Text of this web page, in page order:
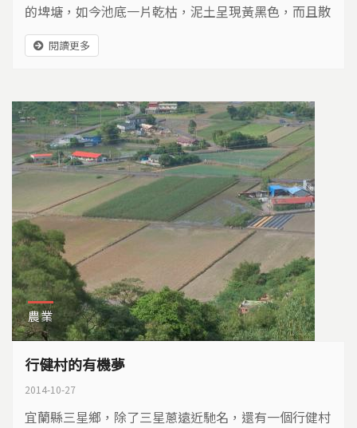
的埤塘，如今池底一片乾枯，泥土呈現黃黑色，而且散
發惡臭，附近居民都不敢接近…
閱讀更多
農業
行健村的有機夢
2014-10-27
宜蘭縣三星鄉，除了三星蔥遠近馳名，還有一個行健村